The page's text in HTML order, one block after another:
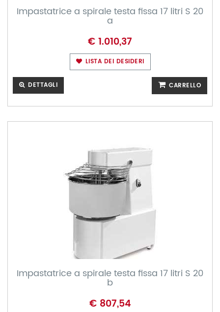
Impastatrice a spirale testa fissa 17 litri S 20
a
€ 1.010,37
LISTA DEI DESIDERI
DETTAGLI CARRELLO
Impastatrice a spirale testa fissa 17 litri S 20
b
€ 807,54